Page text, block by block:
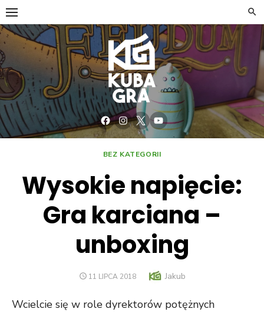
Skip
to
content
Facebook
Instagram
TwitterYouTube
BEZ KATEGORII
Wysokie napięcie:
Gra karciana –
unboxing
POSTED
11 LIPCA 2018 Author
Jakub
Wcielcie się w role dyrektorów potężnych